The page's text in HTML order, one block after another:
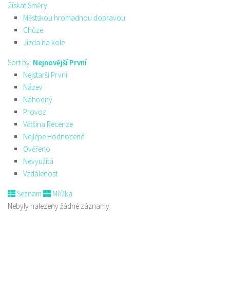
Získat Směry
Městskou hromadnou dopravou
Chůze
Jízda na kole
Sort by: Nejnovější První
Nejstarší První
Název
Náhodný
Provoz
Většina Recenze
Nejlépe Hodnocené
Ověřeno
Nevyužitá
Vzdálenost
Seznam
Mřížka
Nebyly nalezeny žádné záznamy.